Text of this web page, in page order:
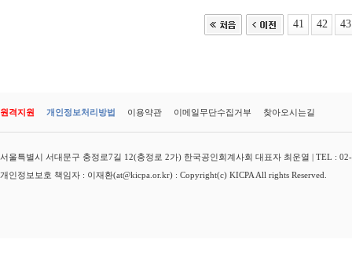
41 42 43
원격지원 개인정보처리방법 이용약관 이메일무단수집거부 찾아오시는길
서울특별시 서대문구 충정로7길 12(충정로 2가) 한국공인회계사회 대표자 최운열 | TEL :
개인정보보호 책임자 : 이재환(at@kicpa.or.kr) : Copyright(c) KICPA All rights Reserved.